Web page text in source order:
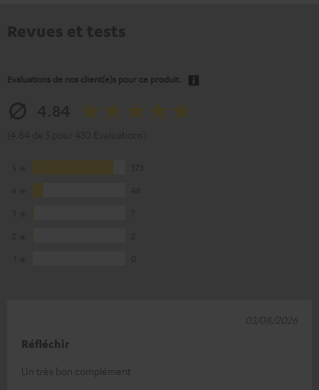
Evaluations de nos client(e)s pour ce produit.
Réfléchir
Un très bon complément
03/08/2026